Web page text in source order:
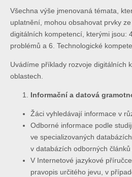
Všechna výše jmenovaná témata,
uplatnění, mohou obsahovat prvky
digitálních kompetencí, kterými jsou:
problémů a 6. Technologické
Uvádíme příklady rozvoje digitálních
oblastech.
Informační a datová
Žáci vyhledávají informace v
Odborné informace podle
ve specializovaných
v databázích odborných článků
V Internetové jazykové
pravopis určitého jevu, v